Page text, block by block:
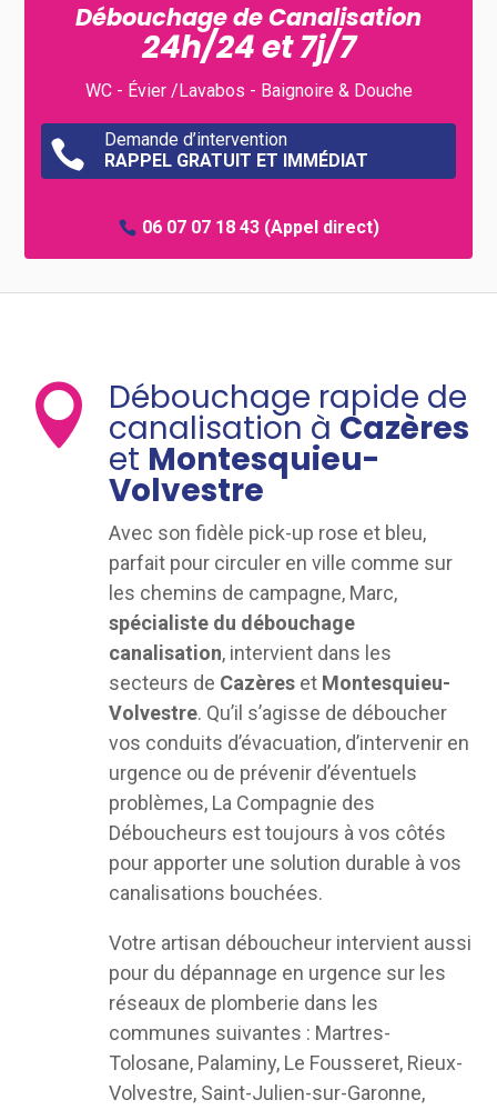
Débouchage de Canalisation
24h/24 et 7j/7
WC - Évier /Lavabos - Baignoire & Douche

Demande d’intervention
RAPPEL GRATUIT ET IMMÉDIAT
06 07 07 18 43(Appel direct)
 Débouchage rapide de
canalisation à Cazères
et Montesquieu-
Volvestre
Avec son fidèle pick-up rose et bleu,
parfait pour circuler en ville comme sur
les chemins de campagne, Marc,
spécialiste du débouchage
canalisation, intervient dans les
secteurs de Cazèreset Montesquieu-
Volvestre. Qu’il s’agisse de déboucher
vos conduits d’évacuation, d’intervenir en
urgence ou de prévenir d’éventuels
problèmes, La Compagnie des
Déboucheurs est toujours à vos côtés
pour apporter une solution durable à vos
canalisations bouchées.
Votre artisan déboucheur intervient aussi
pour du dépannage en urgence sur les
réseaux de plomberie dans les
communes suivantes : Martres-
Tolosane, Palaminy, Le Fousseret, Rieux-
Volvestre, Saint-Julien-sur-Garonne,